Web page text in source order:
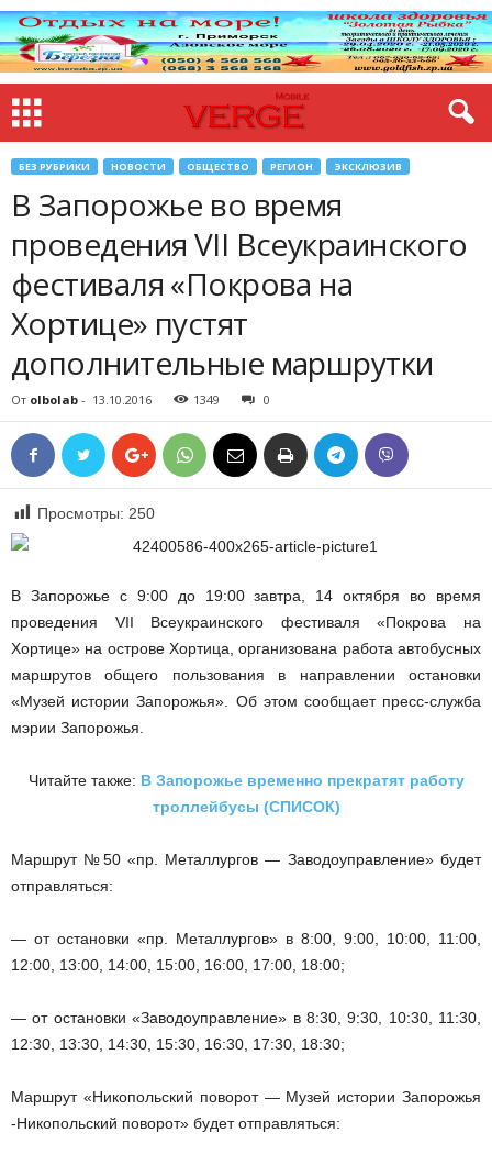
БЕЗ РУБРИКИ НОВОСТИ ОБЩЕСТВО РЕГИОН ЭКСКЛЮЗИВ
В Запорожье во время
проведения VII Всеукраинского
фестиваля «Покрова на
Хортице» пустят
дополнительные маршрутки
От olbolab - 13.10.2016 1349 0
Просмотры: 250
В Запорожье с 9:00 до 19:00 завтра, 14 октября во время
проведения VII Всеукраинского фестиваля «Покрова на
Хортице» на острове Хортица, организована работа автобусных
маршрутов общего пользования в направлении остановки
«Музей истории Запорожья». Об этом сообщает пресс-служба
мэрии Запорожья.
Читайте также: В Запорожье временно прекратят работу
троллейбусы (СПИСОК)
Маршрут №50 «пр. Металлургов — Заводоуправление» будет
отправляться:
— от остановки «пр. Металлургов» в 8:00, 9:00, 10:00, 11:00,
12:00, 13:00, 14:00, 15:00, 16:00, 17:00, 18:00;
— от остановки «Заводоуправление» в 8:30, 9:30, 10:30, 11:30,
12:30, 13:30, 14:30, 15:30, 16:30, 17:30, 18:30;
Маршрут «Никопольский поворот — Музей истории Запорожья
-Никопольский поворот» будет отправляться: